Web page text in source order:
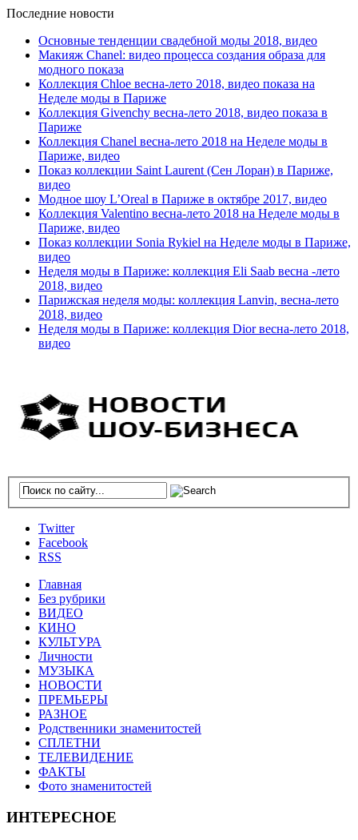
Последние новости
Основные тенденции свадебной моды 2018, видео
Макияж Chanel: видео процесса создания образа для
модного показа
Коллекция Chloe весна-лето 2018, видео показа на
Неделе моды в Париже
Коллекция Givenchy весна-лето 2018, видео показа в
Париже
Коллекция Chanel весна-лето 2018 на Неделе моды в
Париже, видео
Показ коллекции Saint Laurent (Сен Лоран) в Париже,
видео
Модное шоу L’Oreal в Париже в октябре 2017, видео
Коллекция Valentino весна-лето 2018 на Неделе моды в
Париже, видео
Показ коллекции Sonia Rykiel на Неделе моды в Париже,
видео
Неделя моды в Париже: коллекция Eli Saab весна -лето
2018, видео
Парижская неделя моды: коллекция Lanvin, весна-лето
2018, видео
Неделя моды в Париже: коллекция Dior весна-лето 2018,
видео
Twitter
Facebook
RSS
Главная
Без рубрики
ВИДЕО
КИНО
КУЛЬТУРА
Личности
МУЗЫКА
НОВОСТИ
ПРЕМЬЕРЫ
РАЗНОЕ
Родственники знаменитостей
СПЛЕТНИ
ТЕЛЕВИДЕНИЕ
ФАКТЫ
Фото знаменитостей
ИНТЕРЕСНОЕ